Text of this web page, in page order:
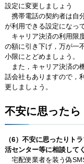
設定に変更しましょう
携帯電話の契約者は自
が利用できる設定になっ
キャリア決済の利用限
の額に引き下げ，万が一
小限にとどめましょう。
また， キャリア決済の
話会社もありますので，
更しましょう。
不安に思ったら
（6）不安に思ったりト
活センター等に相談して
宅配便業者を装う偽